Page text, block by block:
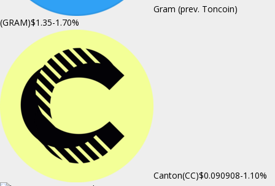
Gram (prev. Toncoin)
(GRAM)$1.35-1.70%
Canton(CC)$0.090908-1.10%